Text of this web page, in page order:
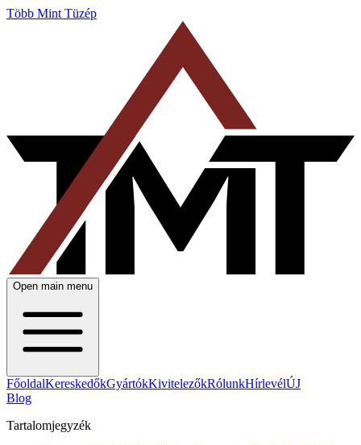
Több Mint Tüzép
Open main menu
FőoldalKereskedőkGyártókKivitelezőkRólunkHírlevélÚJ
Blog
Tartalomjegyzék